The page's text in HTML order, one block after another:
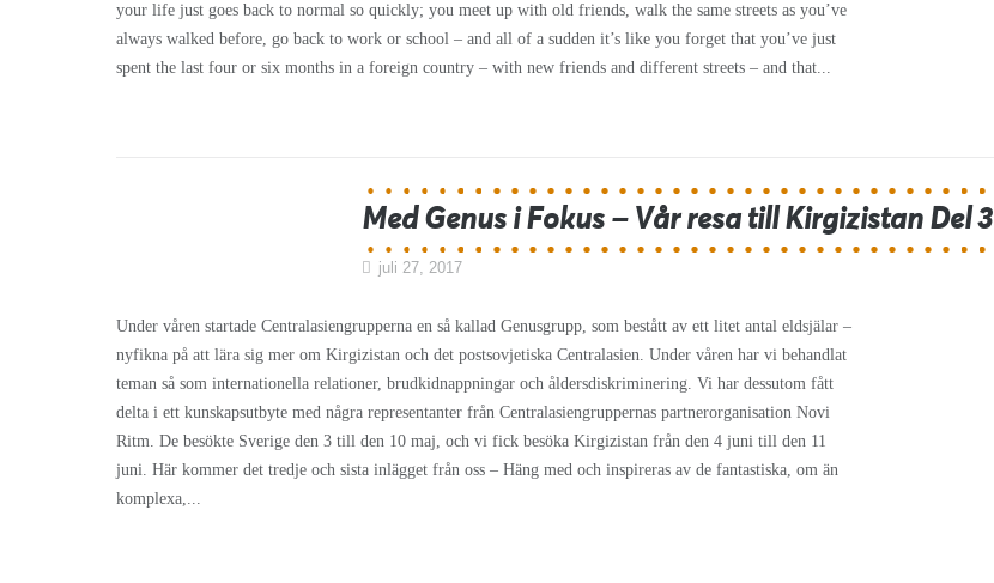
your life just goes back to normal so quickly; you meet up with old friends, walk the same streets as you’ve
always walked before, go back to work or school – and all of a sudden it’s like you forget that you’ve just
spent the last four or six months in a foreign country – with new friends and different streets – and that...
Med Genus i Fokus – Vår resa till Kirgizistan Del 3
juli 27, 2017
Under våren startade Centralasiengrupperna en så kallad Genusgrupp, som bestått av ett litet antal eldsjälar –
nyfikna på att lära sig mer om Kirgizistan och det postsovjetiska Centralasien. Under våren har vi behandlat
teman så som internationella relationer, brudkidnappningar och åldersdiskriminering. Vi har dessutom fått
delta i ett kunskapsutbyte med några representanter från Centralasiengruppernas partnerorganisation Novi
Ritm. De besökte Sverige den 3 till den 10 maj, och vi fick besöka Kirgizistan från den 4 juni till den 11
juni. Här kommer det tredje och sista inlägget från oss – Häng med och inspireras av de fantastiska, om än
komplexa,...